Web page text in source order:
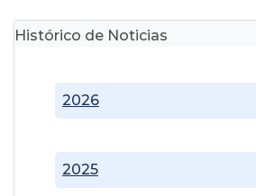
Histórico de Noticias
2025
2026